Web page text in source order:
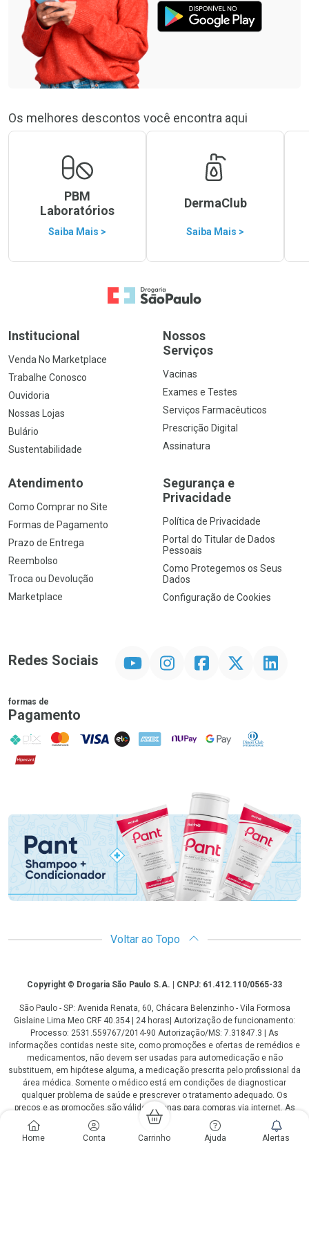
Home Conta Carrinho Ajuda Alertas
Os melhores descontos você encontra aqui
PBM
Laboratórios
Saiba Mais >
DermaClub
Saiba Mais >
Ir para a Home
Institucional
Venda No Marketplace
Trabalhe Conosco
Ouvidoria
Nossas Lojas
Bulário
Sustentabilidade
Nossos
Serviços
Vacinas
Exames e Testes
Serviços Farmacêuticos
Prescrição Digital
Assinatura
Atendimento
Como Comprar no Site
Formas de Pagamento
Prazo de Entrega
Reembolso
Troca ou Devolução
Marketplace
Segurança e
Privacidade
Política de Privacidade
Portal do Titular de Dados
Pessoais
Como Protegemos os Seus
Dados
Configuração de Cookies
Redes Sociais InstagramFacebookTwitter Linkedin
formas de
Pagamento
PIX MasterCard
VISA ELO AMEX NuPay Google PayDiners Club
Hipercard
Voltar ao Topo
CopyrightCopyright © Drogaria São Paulo S.A. | CNPJ: 61.412.110/0565-33
São Paulo - SP: Avenida Renata, 60, Chácara Belenzinho - Vila Formosa
Gislaine Lima Meo CRF 40.354 | 24 horas| Autorização de funcionamento:
Processo: 2531.559767/2014-90 Autorização/MS: 7.31847.3 | As
informações contidas neste site, como promoções e ofertas de remédios e
medicamentos, não devem ser usadas para automedicação e não
substituem, em hipótese alguma, a medicação prescrita pelo profissional da
área médica. Somente o médico está em condições de diagnosticar
qualquer problema de saúde e prescrever o tratamento adequado. Os
preços e as promoções são válidos apenas para compras via internet. As
fotos contidas em nosso site são meramente ilustrativas. *Preços e
disponibilidade sujeitos a alterações no decorrer do dia. Antibióticos e
antimicrobianos vendas apenas em lojas físicas ou televendas. Portaria nº